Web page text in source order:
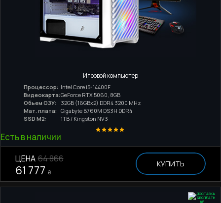
Игровой компьютер
Процессор: Intel Core i5-14400F
Видеокарта:GeForce RTX 5060, 8GB
Обьем ОЗУ:
32GB (16GBx2) DDR4 3200 MHz
Мат. плата:
Gigabyte B760M DS3H DDR4
SSD M2:
1TB / Kingston NV3
Есть в наличии
ЦЕНА 64 866
61 777 ₴
КУПИТЬ